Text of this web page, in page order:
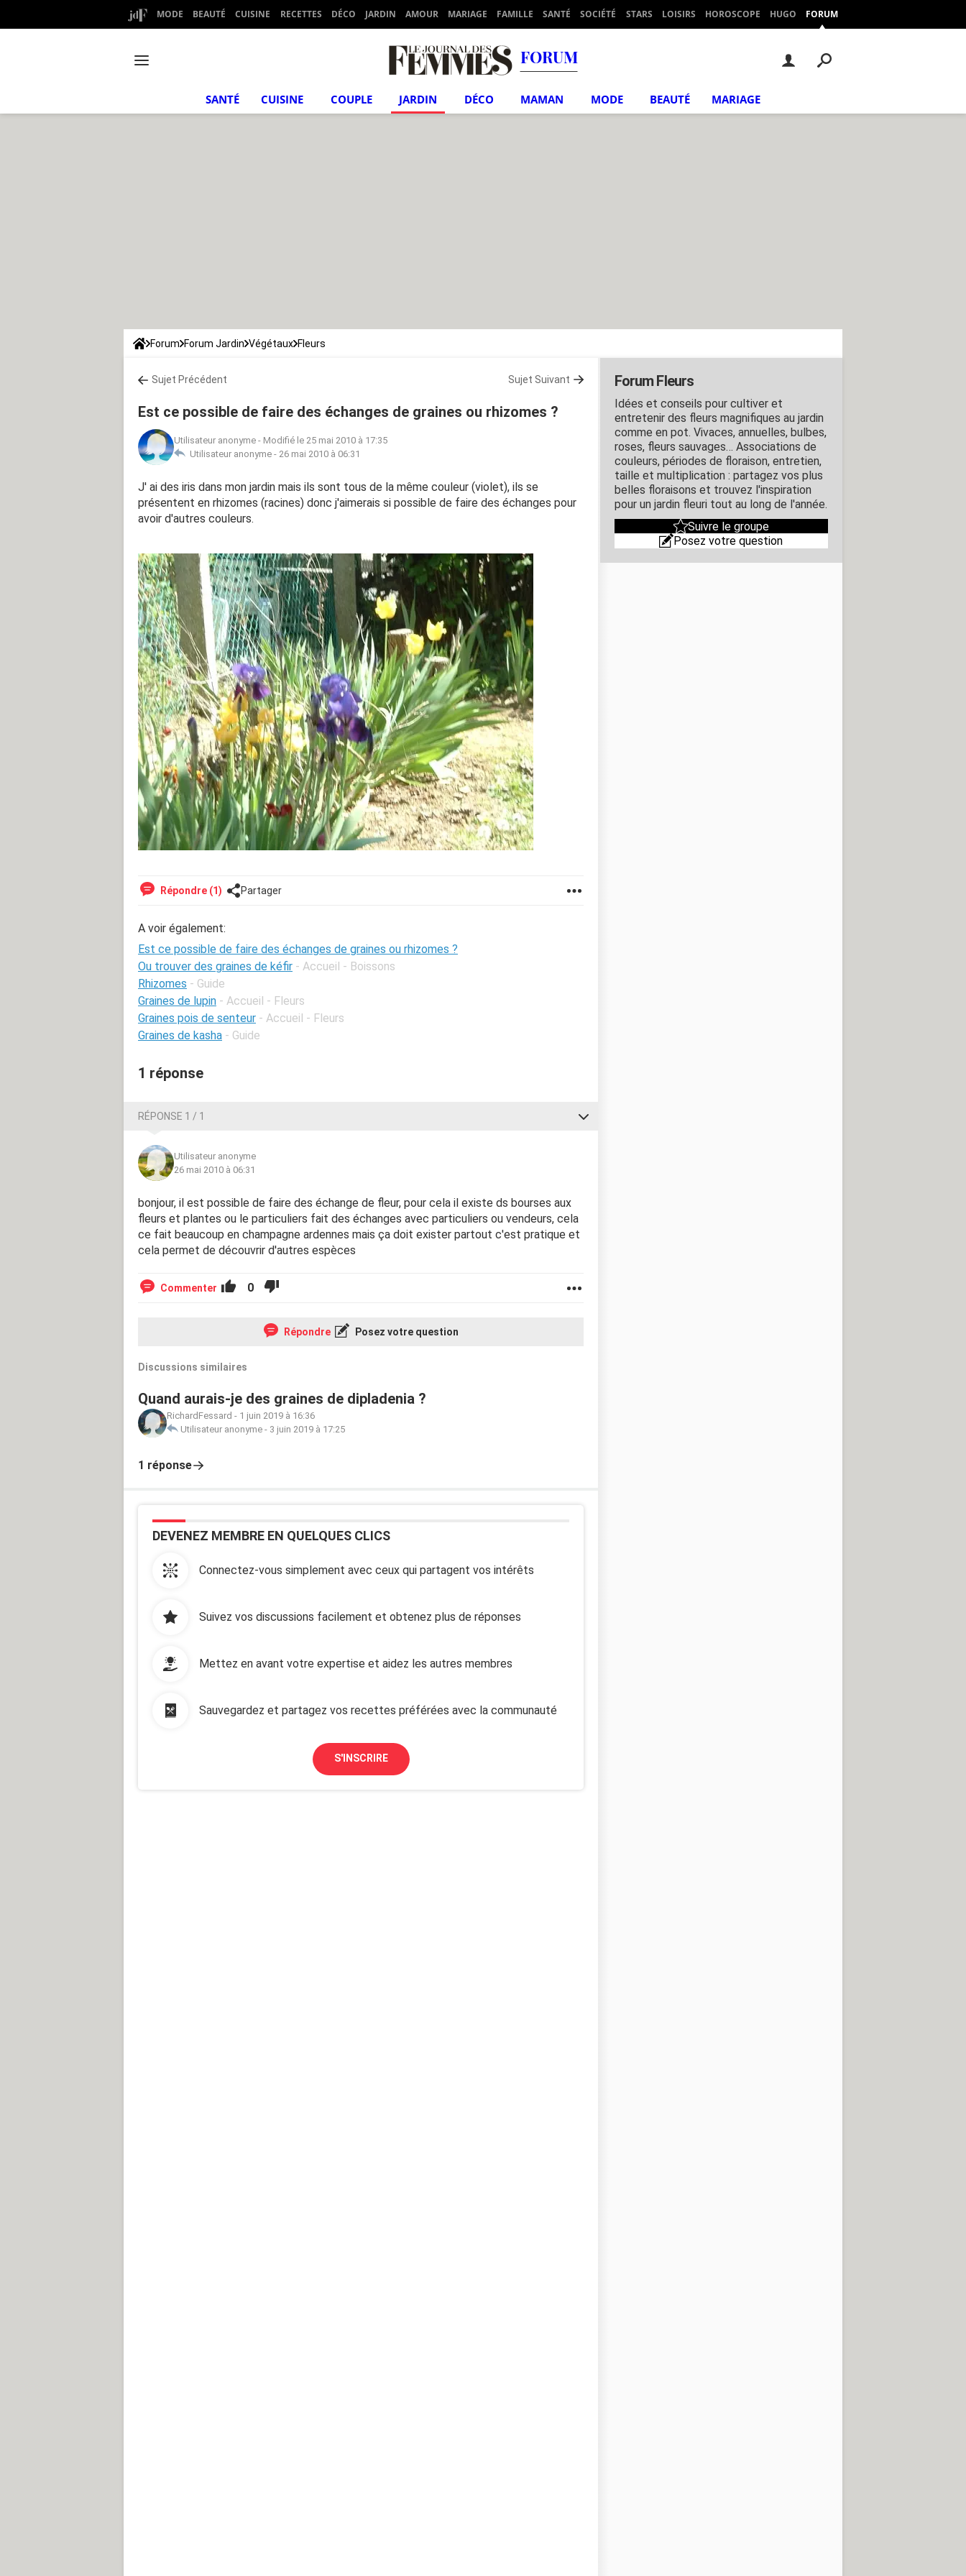
MODE BEAUTÉ CUISINE RECETTES DÉCO JARDIN AMOUR MARIAGE FAMILLE SANTÉ SOCIÉTÉ STARS LOISIRS HOROSCOPE HUGO FORUM
FORUM
SANTÉ CUISINE COUPLE JARDIN DÉCO MAMAN MODE BEAUTÉ MARIAGE
Forum Forum Jardin Végétaux Fleurs
Sujet Précédent Sujet Suivant
Est ce possible de faire des échanges de graines ou rhizomes ?
Utilisateur anonyme - Modifié le 25 mai 2010 à 17:35
Utilisateur anonyme - 26 mai 2010 à 06:31
J' ai des iris dans mon jardin mais ils sont tous de la même couleur (violet), ils se
présentent en rhizomes (racines) donc j'aimerais si possible de faire des échanges pour
avoir d'autres couleurs.
Répondre (1) Partager
A voir également:
Est ce possible de faire des échanges de graines ou rhizomes ?
Ou trouver des graines de kéfir - Accueil - Boissons
Rhizomes - Guide
Graines de lupin - Accueil - Fleurs
Graines pois de senteur - Accueil - Fleurs
Graines de kasha - Guide
1 réponse
RÉPONSE 1 / 1
Utilisateur anonyme
26 mai 2010 à 06:31
bonjour, il est possible de faire des échange de fleur, pour cela il existe ds bourses aux
fleurs et plantes ou le particuliers fait des échanges avec particuliers ou vendeurs, cela
ce fait beaucoup en champagne ardennes mais ça doit exister partout c'est pratique et
cela permet de découvrir d'autres espèces
Commenter 0
Répondre Posez votre question
Discussions similaires
Quand aurais-je des graines de dipladenia ?
RichardFessard - 1 juin 2019 à 16:36
Utilisateur anonyme - 3 juin 2019 à 17:25
1 réponse
DEVENEZ MEMBRE EN QUELQUES CLICS
Connectez-vous simplement avec ceux qui partagent vos intérêts
Suivez vos discussions facilement et obtenez plus de réponses
Mettez en avant votre expertise et aidez les autres membres
Sauvegardez et partagez vos recettes préférées avec la communauté
S'INSCRIRE
Forum Fleurs
Idées et conseils pour cultiver et
entretenir des fleurs magnifiques au jardin
comme en pot. Vivaces, annuelles, bulbes,
roses, fleurs sauvages… Associations de
couleurs, périodes de floraison, entretien,
taille et multiplication : partagez vos plus
belles floraisons et trouvez l'inspiration
pour un jardin fleuri tout au long de l'année.
Suivre le groupe
Posez votre question